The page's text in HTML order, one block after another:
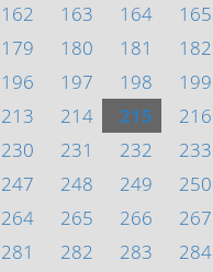
162 163 164 165
179 180 181 182
196 197 198 199
213 214 215 216
230 231 232 233
247 248 249 250
264 265 266 267
281 282 283 284